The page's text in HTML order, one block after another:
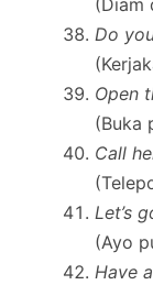
(Diam
Do
Open
(Buka
Call
Let’s
(Ayo
Have